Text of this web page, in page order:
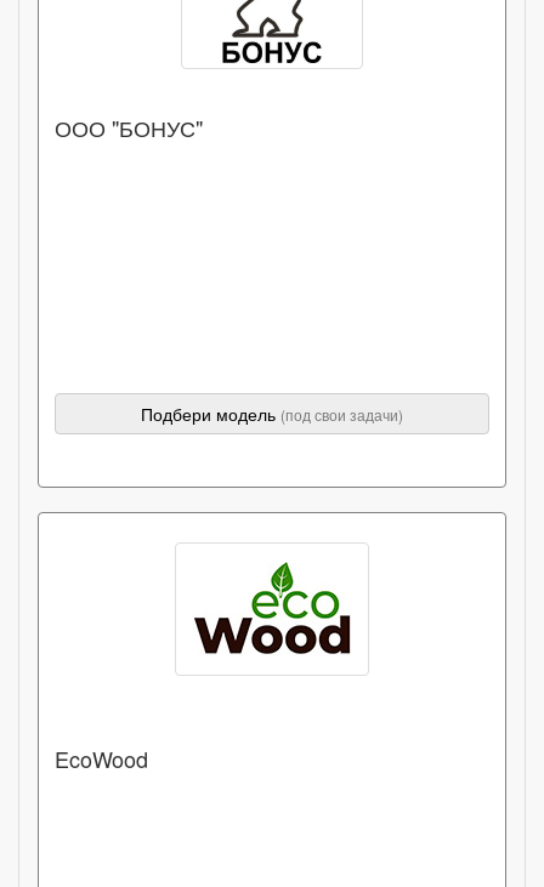
ООО "БОНУС"
Подбери модель (под свои задачи)
EcoWood